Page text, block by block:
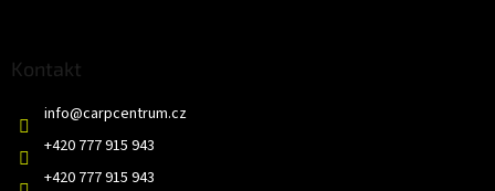
Kontakt
info@carpcentrum.cz
+420 777 915 943
+420 777 915 943